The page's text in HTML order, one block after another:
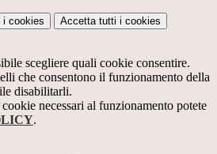
i cookies Accetta tutti i cookies
scegliere quali cookie consentire.
che consentono il funzionamento della
disabilitarli.
necessari al funzionamento potete
.